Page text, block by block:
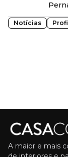
Notícias
A maior e mais